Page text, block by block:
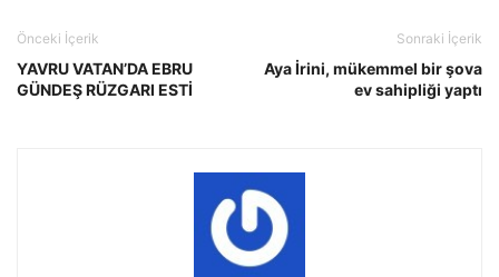
Önceki İçerik
YAVRU VATAN’DA EBRU
GÜNDEŞ RÜZGARI ESTİ
Sonraki İçerik
Aya İrini, mükemmel bir şova
ev sahipliği yaptı